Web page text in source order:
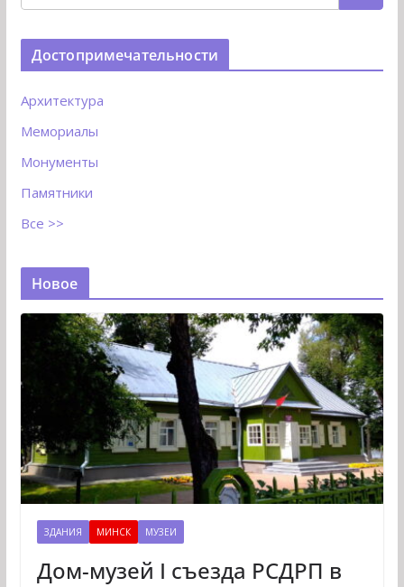
Достопримечательности
Архитектура
Мемориалы
Монументы
Памятники
Все >>
Новое
ЗДАНИЯ МИНСК МУЗЕИ
Дом-музей I съезда РСДРП в